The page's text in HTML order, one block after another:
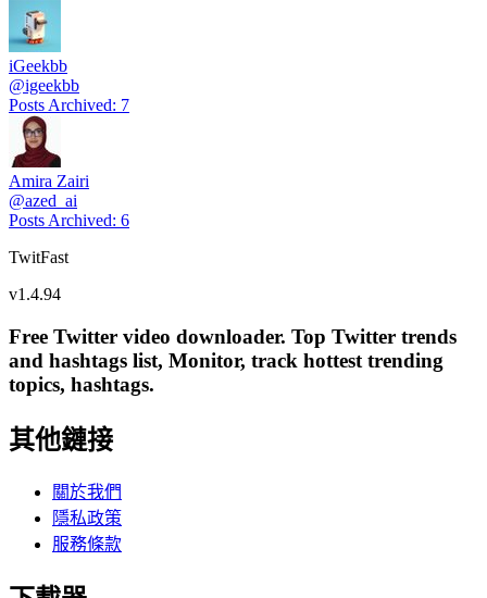
iGeekbb
@igeekbb
Posts Archived: 7
Amira Zairi
@azed_ai
Posts Archived: 6
TwitFast
v1.4.94
Free Twitter video downloader. Top Twitter trends
and hashtags list, Monitor, track hottest trending
topics, hashtags.
其他鏈接
關於我們
隱私政策
服務條款